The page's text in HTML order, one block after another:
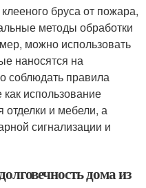
бруса от пожара,
методы обработки
можно использовать
наносятся на
соблюдать правила
использование
и мебели, а
сигнализации и
дома из